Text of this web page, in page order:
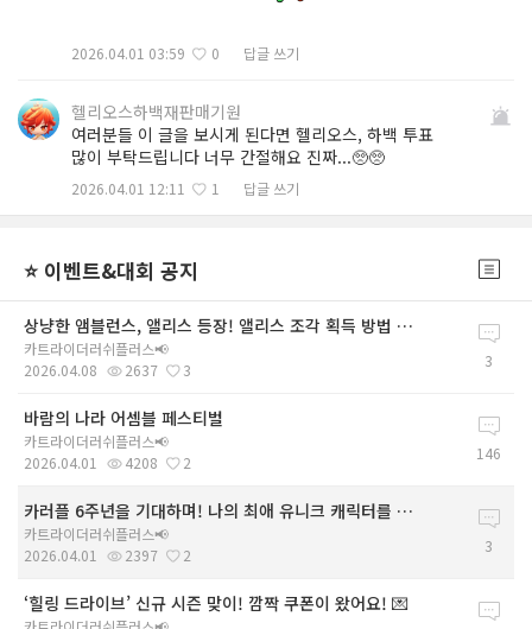
2026.04.01 03:59 0 답글 쓰기
헬리오스하백재판매기원
여러분들 이 글을 보시게 된다면 헬리오스, 하백 투표
많이 부탁드립니다 너무 간절해요 진짜...🥺🥺
2026.04.01 12:11 1 답글 쓰기
⭐ 이벤트&대회 공지
상냥한 앰블런스, 앨리스 등장! 앨리스 조각 획득 방법 안내
카트라이더러쉬플러스📢
2026.04.08
3
2637 3
바람의 나라 어셈블 페스티벌
카트라이더러쉬플러스📢
2026.04.01
146
4208 2
카러플 6주년을 기대하며! 나의 최애 유니크 캐릭터를 투표해주세요!
카트라이더러쉬플러스📢
2026.04.01
3
2397 2
‘힐링 드라이브’ 신규 시즌 맞이! 깜짝 쿠폰이 왔어요! 💌